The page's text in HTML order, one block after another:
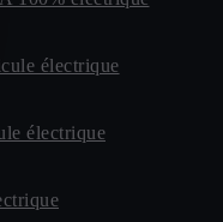
électrique
électrique